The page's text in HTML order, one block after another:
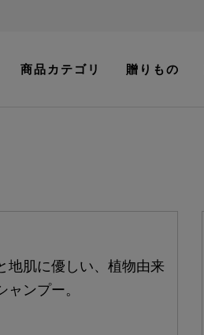
商品カテゴリ 贈りもの
地肌に優しい、植物由来
ャンプー。